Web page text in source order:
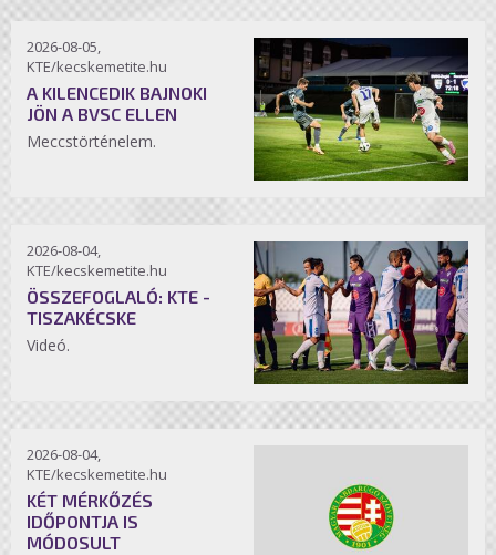
2026-08-05,
KTE/kecskemetite.hu
A KILENCEDIK BAJNOKI
JÖN A BVSC ELLEN
Meccstörténelem.
2026-08-04,
KTE/kecskemetite.hu
ÖSSZEFOGLALÓ: KTE -
TISZAKÉCSKE
Videó.
2026-08-04,
KTE/kecskemetite.hu
KÉT MÉRKŐZÉS
IDŐPONTJA IS
MÓDOSULT